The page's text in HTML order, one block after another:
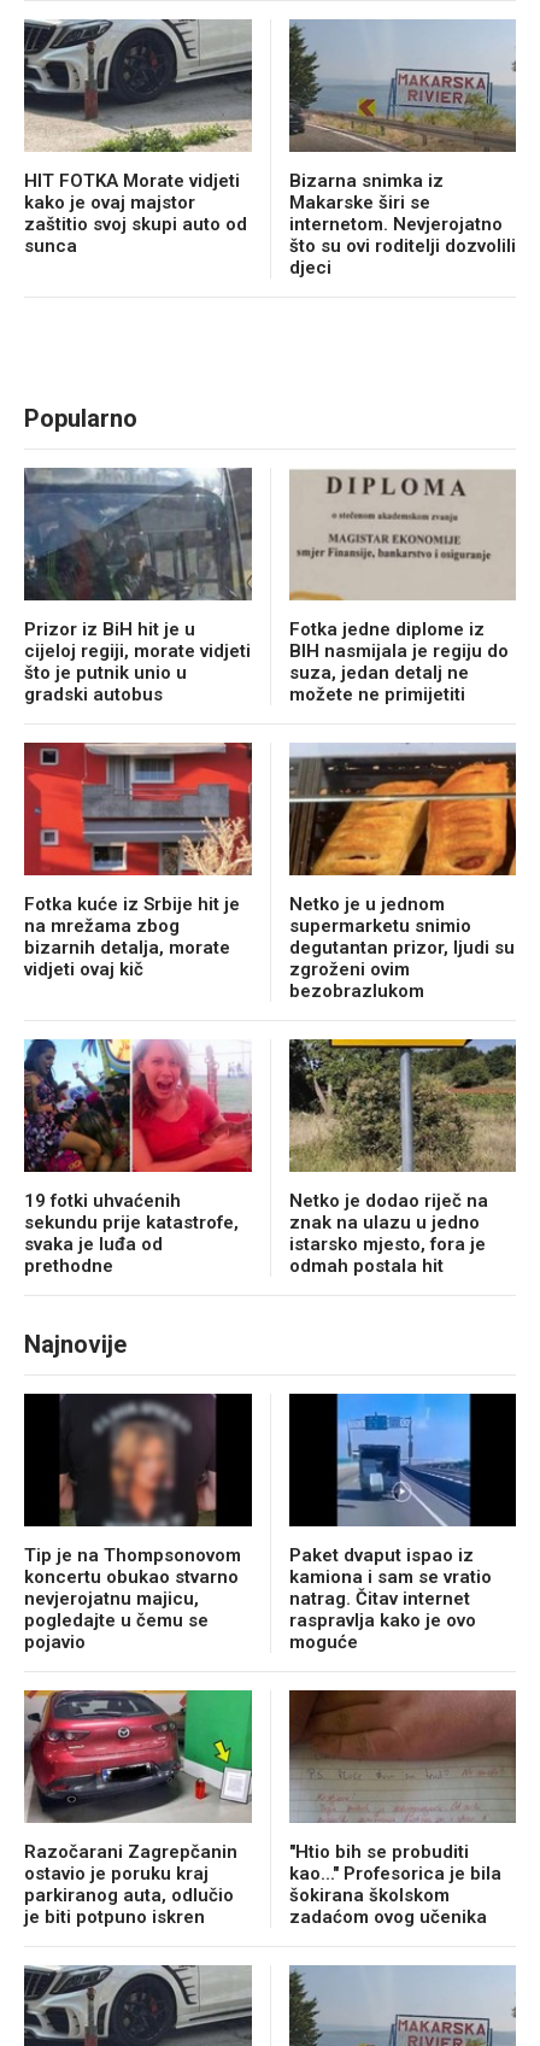
HIT FOTKA Morate vidjeti
kako je ovaj majstor
zaštitio svoj skupi auto od
sunca
Bizarna snimka iz
Makarske širi se
internetom. Nevjerojatno
što su ovi roditelji dozvolili
djeci
Popularno
Prizor iz BiH hit je u
cijeloj regiji, morate vidjeti
što je putnik unio u
gradski autobus
Fotka jedne diplome iz
BIH nasmijala je regiju do
suza, jedan detalj ne
možete ne primijetiti
Fotka kuće iz Srbije hit je
na mrežama zbog
bizarnih detalja, morate
vidjeti ovaj kič
Netko je u jednom
supermarketu snimio
degutantan prizor, ljudi su
zgroženi ovim
bezobrazlukom
19 fotki uhvaćenih
sekundu prije katastrofe,
svaka je luđa od
prethodne
Netko je dodao riječ na
znak na ulazu u jedno
istarsko mjesto, fora je
odmah postala hit
Najnovije
Tip je na Thompsonovom
koncertu obukao stvarno
nevjerojatnu majicu,
pogledajte u čemu se
pojavio
Paket dvaput ispao iz
kamiona i sam se vratio
natrag. Čitav internet
raspravlja kako je ovo
moguće
Razočarani Zagrepčanin
ostavio je poruku kraj
parkiranog auta, odlučio
je biti potpuno iskren
"Htio bih se probuditi
kao..." Profesorica je bila
šokirana školskom
zadaćom ovog učenika